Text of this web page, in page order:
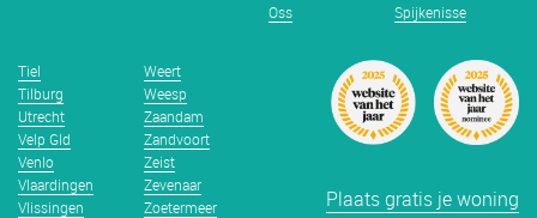
Oss
Spijkenisse
Tiel
Tilburg
Utrecht
Velp Gld
Venlo
Vlaardingen
Vlissingen
Weert
Weesp
Zaandam
Zandvoort
Zeist
Zevenaar
Zoetermeer
Plaats gratis je woning